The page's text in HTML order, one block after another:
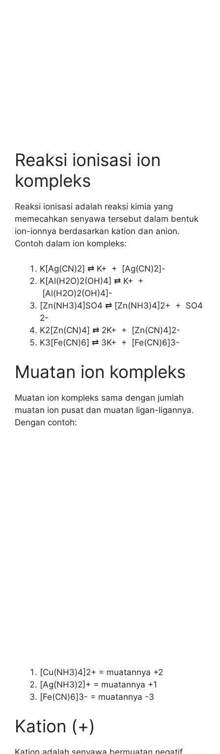
Reaksi ionisasi ion
kompleks
Reaksi ionisasi adalah reaksi kimia yang
memecahkan senyawa tersebut dalam bentuk
ion-ionnya berdasarkan kation dan anion.
Contoh dalam ion kompleks:
K[Ag(CN)2] ⇄ K+ + [Ag(CN)2]-
K[Al(H2O)2(OH)4] ⇄ K+ +
[Al(H2O)2(OH)4]-
[Zn(NH3)4]SO4 ⇄ [Zn(NH3)4]2+ + SO4
2-
K2[Zn(CN)4] ⇄ 2K+ + [Zn(CN)4]2-
K3[Fe(CN)6] ⇄ 3K+ + [Fe(CN)6]3-
Muatan ion kompleks
Muatan ion kompleks sama dengan jumlah
muatan ion pusat dan muatan ligan-ligannya.
Dengan contoh:
[Cu(NH3)4]2+ = muatannya +2
[Ag(NH3)2]+ = muatannya +1
[Fe(CN)6]3- = muatannya -3
Kation (+)
Kation adalah senyawa bermuatan negatif,